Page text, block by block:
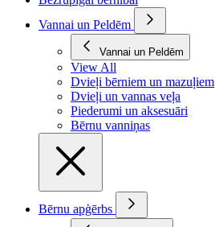
Vannai un Peldēm
Vannai un Peldēm
View All
Dvieļi bērniem un mazuļiem
Dvieļi un vannas veļa
Piederumi un aksesuāri
Bērnu vanniņas
Bērnu apģērbs